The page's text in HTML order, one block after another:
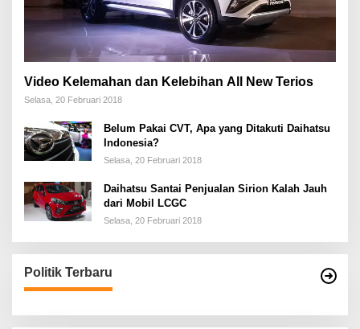
Video Kelemahan dan Kelebihan All New Terios
Selasa, 20 Februari 2018
Belum Pakai CVT, Apa yang Ditakuti Daihatsu
Indonesia?
Selasa, 20 Februari 2018
Daihatsu Santai Penjualan Sirion Kalah Jauh
dari Mobil LCGC
Selasa, 20 Februari 2018
Politik Terbaru